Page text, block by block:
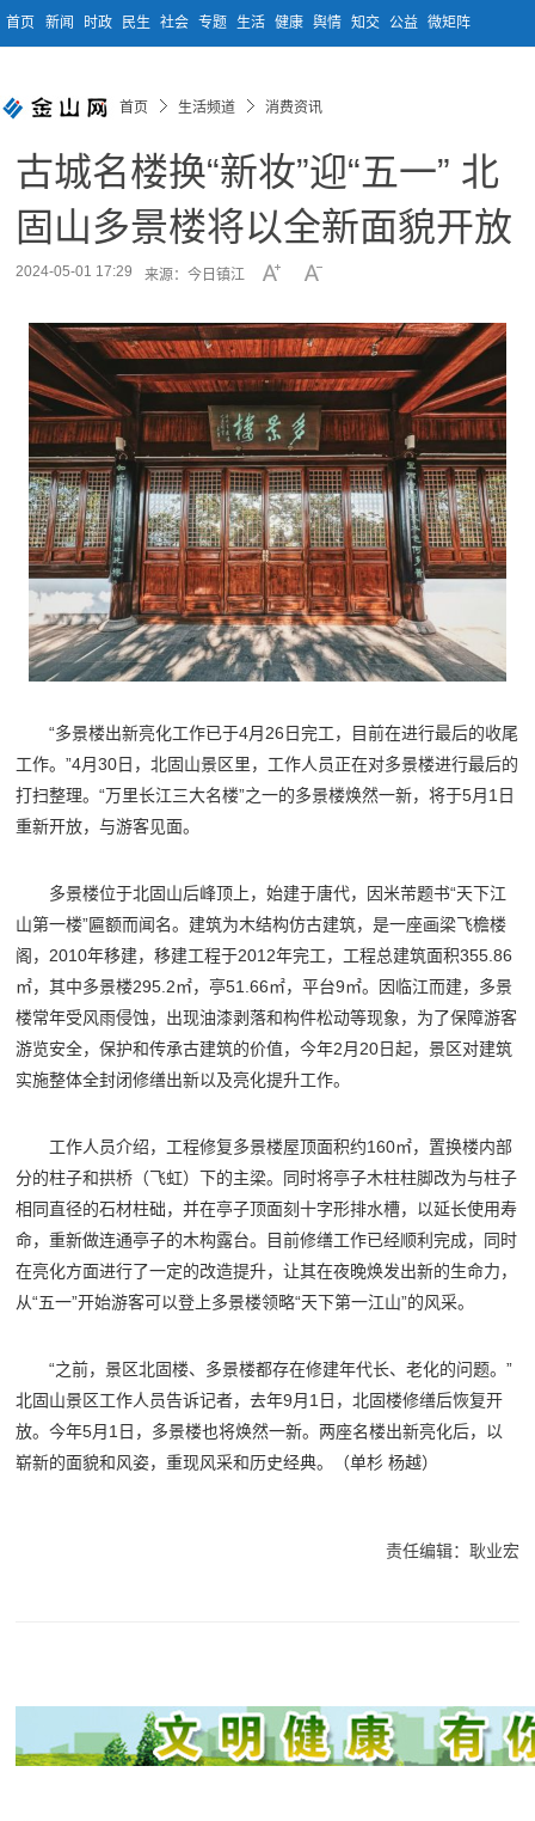
首页 新闻 时政 民生 社会 专题 生活 健康 舆情 知交 公益 微矩阵
首页 生活频道 消费资讯
古城名楼换“新妆”迎“五一” 北
固山多景楼将以全新面貌开放
2024-05-01 17:29 来源：今日镇江
“多景楼出新亮化工作已于4月26日完工，目前在进行最后的收尾
工作。”4月30日，北固山景区里，工作人员正在对多景楼进行最后的
打扫整理。“万里长江三大名楼”之一的多景楼焕然一新，将于5月1日
重新开放，与游客见面。
多景楼位于北固山后峰顶上，始建于唐代，因米芾题书“天下江
山第一楼”匾额而闻名。建筑为木结构仿古建筑，是一座画梁飞檐楼
阁，2010年移建，移建工程于2012年完工，工程总建筑面积355.86
㎡，其中多景楼295.2㎡，亭51.66㎡，平台9㎡。因临江而建，多景
楼常年受风雨侵蚀，出现油漆剥落和构件松动等现象，为了保障游客
游览安全，保护和传承古建筑的价值，今年2月20日起，景区对建筑
实施整体全封闭修缮出新以及亮化提升工作。
工作人员介绍，工程修复多景楼屋顶面积约160㎡，置换楼内部
分的柱子和拱桥（飞虹）下的主梁。同时将亭子木柱柱脚改为与柱子
相同直径的石材柱础，并在亭子顶面刻十字形排水槽，以延长使用寿
命，重新做连通亭子的木构露台。目前修缮工作已经顺利完成，同时
在亮化方面进行了一定的改造提升，让其在夜晚焕发出新的生命力，
从“五一”开始游客可以登上多景楼领略“天下第一江山”的风采。
“之前，景区北固楼、多景楼都存在修建年代长、老化的问题。”
北固山景区工作人员告诉记者，去年9月1日，北固楼修缮后恢复开
放。今年5月1日，多景楼也将焕然一新。两座名楼出新亮化后，以
崭新的面貌和风姿，重现风采和历史经典。（单杉 杨越）
责任编辑：耿业宏